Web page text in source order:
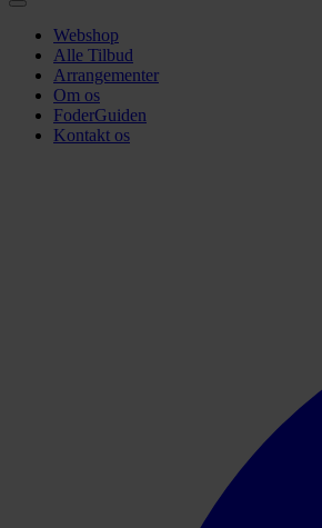
Webshop
Alle Tilbud
Arrangementer
Om os
FoderGuiden
Kontakt os